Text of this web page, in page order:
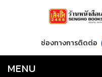
ช่องทางการติดต่อ
MENU